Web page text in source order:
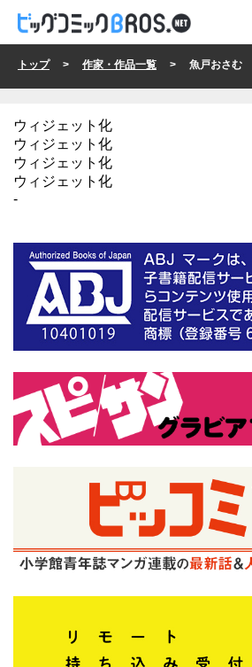
トップ> 作家・作品一覧 > 魚戸おさむ
ウィジェット化
ウィジェット化
ウィジェット化
ウィジェット化
-